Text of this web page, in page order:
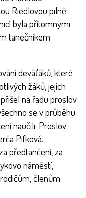
Riedlovou pilně
byla přítomnými
tanečníkem
deváťáků, které
žáků, jejich
na řadu proslov
se v průběhu
naučili. Proslov
Pifková.
předtančení, za
náměstí,
členům